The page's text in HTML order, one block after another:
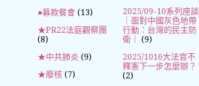
●募款餐會 (13)
★PR22法庭觀察團
(8)
★中共肺炎 (9)
★廢核 (7)
2025/09-10系列座談
｜面對中國灰色地帶
行動：台灣的民主防
衛｜
(9)
2025/1016大法官不
釋憲下一步怎麼辦？
(2)